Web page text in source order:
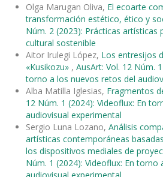
Olga Marugan Oliva, El ecoarte
transformación estético, ético y
Núm. 2 (2023): Prácticas artísticas
cultural sostenible
Aitor Irulegi López, Los entresijos
«Kusikozu» , AusArt: Vol. 12 Núm.
torno a los nuevos retos del
Alba Matilla Iglesias, Fragmentos
12 Núm. 1 (2024): Videoflux: En
audiovisual experimental
Sergio Luna Lozano, Análisis
artísticas contemporáneas
los dispositivos mediales de
Núm. 1 (2024): Videoflux: En